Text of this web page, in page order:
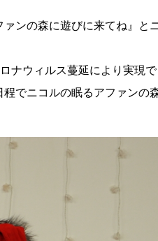
ンの森に遊びに来てね』と
ナウィルス蔓延により実現
でニコルの眠るアファンの